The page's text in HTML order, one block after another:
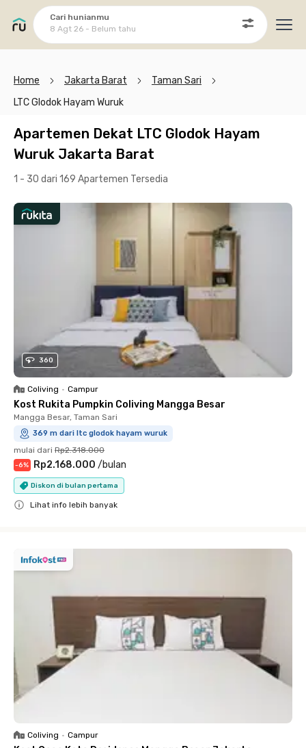
Cari hunianmu
8 Agt 26 - Belum tahu
Home Jakarta Barat
Taman Sari
LTC Glodok Hayam Wuruk
Apartemen Dekat LTC Glodok Hayam
Wuruk Jakarta Barat
1 - 30 dari 169 Apartemen Tersedia
360
Coliving • Campur
Kost Rukita Pumpkin Coliving Mangga Besar
Mangga Besar, Taman Sari
369 m dari ltc glodok hayam wuruk
mulai dari Rp2.318.000
-6% Rp2.168.000 /bulan
Diskon di bulan pertama
Lihat info lebih banyak
Coliving • Campur